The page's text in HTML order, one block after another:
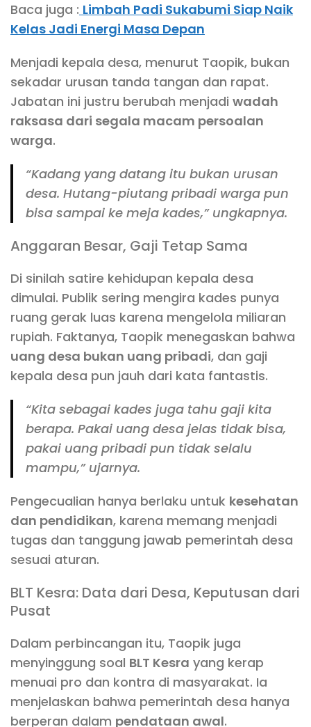
Baca juga : Limbah Padi Sukabumi Siap Naik
Kelas Jadi Energi Masa Depan
Menjadi kepala desa, menurut Taopik, bukan
sekadar urusan tanda tangan dan rapat.
Jabatan ini justru berubah menjadi wadah
raksasa dari segala macam persoalan
warga.
“Kadang yang datang itu bukan urusan
desa. Hutang-piutang pribadi warga pun
bisa sampai ke meja kades,” ungkapnya.
Anggaran Besar, Gaji Tetap Sama
Di sinilah satire kehidupan kepala desa
dimulai. Publik sering mengira kades punya
ruang gerak luas karena mengelola miliaran
rupiah. Faktanya, Taopik menegaskan bahwa
uang desa bukan uang pribadi, dan gaji
kepala desa pun jauh dari kata fantastis.
“Kita sebagai kades juga tahu gaji kita
berapa. Pakai uang desa jelas tidak bisa,
pakai uang pribadi pun tidak selalu
mampu,” ujarnya.
Pengecualian hanya berlaku untuk kesehatan
dan pendidikan, karena memang menjadi
tugas dan tanggung jawab pemerintah desa
sesuai aturan.
BLT Kesra: Data dari Desa, Keputusan dari
Pusat
Dalam perbincangan itu, Taopik juga
menyinggung soal BLT Kesra yang kerap
menuai pro dan kontra di masyarakat. Ia
menjelaskan bahwa pemerintah desa hanya
berperan dalam pendataan awal.